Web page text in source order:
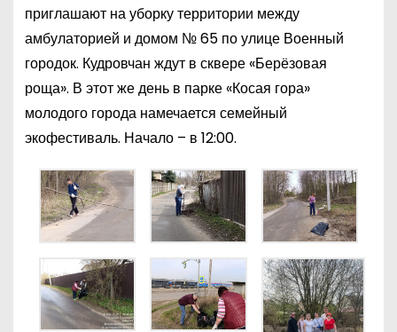
приглашают на уборку территории между
амбулаторией и домом № 65 по улице Военный
городок. Кудровчан ждут в сквере «Берёзовая
роща». В этот же день в парке «Косая гора»
молодого города намечается семейный
экофестиваль. Начало – в 12:00.